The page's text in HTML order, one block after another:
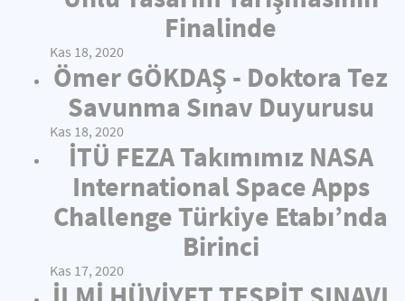
Finalinde
Kas 18, 2020
Ömer GÖKDAŞ - Doktora Tez
Savunma Sınav Duyurusu
Kas 18, 2020
İTÜ FEZA Takımımız NASA
International Space Apps
Challenge Türkiye Etabı’nda
Birinci
Kas 17, 2020